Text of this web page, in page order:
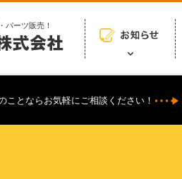
パーツ販売！
ことならお気軽にご相談ください！